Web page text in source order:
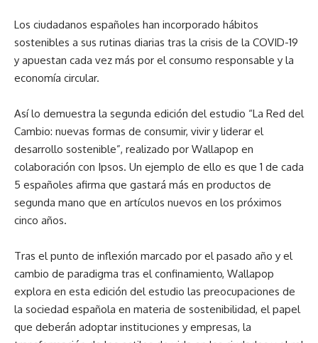
Los ciudadanos españoles han incorporado hábitos
sostenibles a sus rutinas diarias tras la crisis de la COVID-19
y apuestan cada vez más por el consumo responsable y la
economía circular.
Así lo demuestra la segunda edición del estudio “La Red del
Cambio: nuevas formas de consumir, vivir y liderar el
desarrollo sostenible”, realizado por Wallapop en
colaboración con Ipsos. Un ejemplo de ello es que 1 de cada
5 españoles afirma que gastará más en productos de
segunda mano que en artículos nuevos en los próximos
cinco años.
Tras el punto de inflexión marcado por el pasado año y el
cambio de paradigma tras el confinamiento, Wallapop
explora en esta edición del estudio las preocupaciones de
la sociedad española en materia de sostenibilidad, el papel
que deberán adoptar instituciones y empresas, la